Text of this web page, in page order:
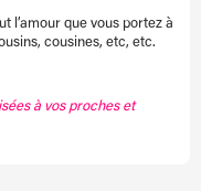
l’amour que vous portez à
cousines, etc, etc.
à vos proches et